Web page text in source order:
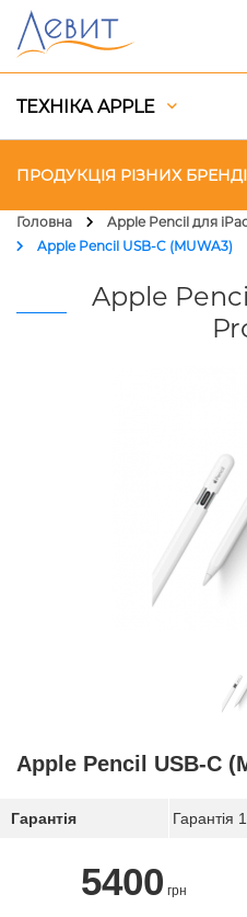
ТЕХНІКА APPLE
ПРОДУКЦІЯ РІЗНИХ
Чохли
Акустика
Головна
Apple Pencil для
Apple Pencil USB-C (MUWA3)
Apple
Apple Pencil USB-C
Гарантія Гарантія
5400 грн